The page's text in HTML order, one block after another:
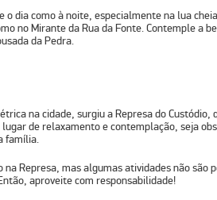
dia como à noite, especialmente na lua
no Mirante da Rua da Fonte. Contemple a
da Pedra.
na cidade, surgiu a Represa do Custódio,
de relaxamento e contemplação, seja
família.
na Represa, mas algumas atividades não são
aproveite com responsabilidade!